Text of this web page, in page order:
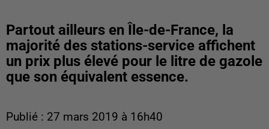
Partout ailleurs en Île-de-France, la
majorité des stations-service affichent
un prix plus élevé pour le litre de gazole
que son équivalent essence.
Publié : 27 mars 2019 à 16h40